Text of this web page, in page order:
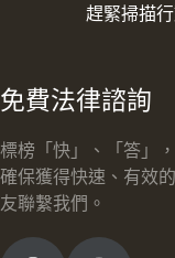
趕緊掃描
免費法律諮詢
標榜「快」、「答」
確保獲得快速、有效
友聯繫我們。